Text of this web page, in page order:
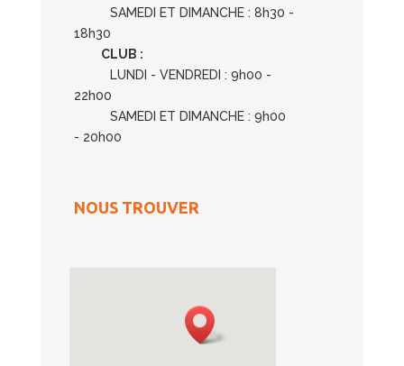
SAMEDI ET DIMANCHE : 8h30 -
18h30
CLUB :
LUNDI - VENDREDI : 9h00 -
22h00
SAMEDI ET DIMANCHE : 9h00
- 20h00
NOUS TROUVER